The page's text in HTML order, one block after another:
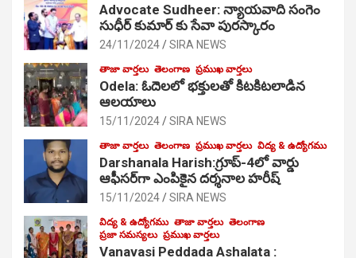
Advocate Sudheer: న్యాయవాది సంగెం
సుధీర్ కుమార్ కు సేవా పురస్కారం
24/11/2024 SIRA NEWS
తాజా వార్తలు తెలంగాణ ప్రముఖ వార్తలు
Odela: ఓదెల‌లో భక్తులతో కిటకిటలాడిన
ఆల‌యాలు
15/11/2024 SIRA NEWS
తాజా వార్తలు తెలంగాణ ప్రముఖ వార్తలు విద్య & ఉద్యోగము
Darshanala Harish:గ్రూప్-4లో వార్డు
ఆఫీసర్‌గా ఎంపికైన దర్శనాల హరీష్
15/11/2024 SIRA NEWS
విద్య & ఉద్యోగము తాజా వార్తలు తెలంగాణ
ప్రజా సమస్యలు ప్రముఖ వార్తలు
Vanavasi Peddada Ashalata :